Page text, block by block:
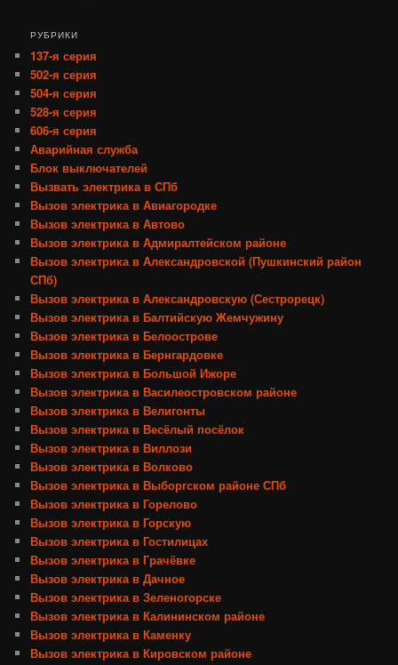
РУБРИКИ
137-я серия
502-я серия
504-я серия
528-я серия
606-я серия
Аварийная служба
Блок выключателей
Вызвать электрика в СПб
Вызов электрика в Авиагородке
Вызов электрика в Автово
Вызов электрика в Адмиралтейском районе
Вызов электрика в Александровской (Пушкинский район
СПб)
Вызов электрика в Александровскую (Сестрорецк)
Вызов электрика в Балтийскую Жемчужину
Вызов электрика в Белоострове
Вызов электрика в Бернгардовке
Вызов электрика в Большой Ижоре
Вызов электрика в Василеостровском районе
Вызов электрика в Велигонты
Вызов электрика в Весёлый посёлок
Вызов электрика в Виллози
Вызов электрика в Волково
Вызов электрика в Выборгском районе СПб
Вызов электрика в Горелово
Вызов электрика в Горскую
Вызов электрика в Гостилицах
Вызов электрика в Грачёвке
Вызов электрика в Дачное
Вызов электрика в Зеленогорске
Вызов электрика в Калининском районе
Вызов электрика в Каменку
Вызов электрика в Кировском районе